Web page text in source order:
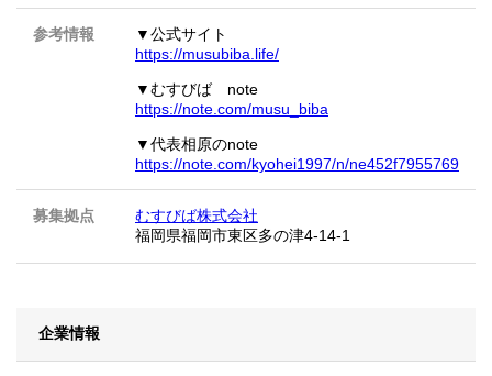
参考情報
▼公式サイト
https://musubiba.life/
▼むすびば note
https://note.com/musu_biba
▼代表相原のnote
https://note.com/kyohei1997/n/ne452f7955769
募集拠点
むすびば株式会社
福岡県福岡市東区多の津4-14-1
企業情報